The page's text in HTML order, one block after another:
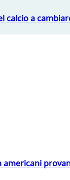
calcio a
americani